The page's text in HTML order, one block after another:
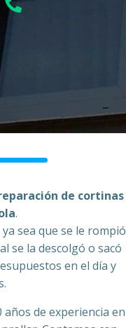
de cortinas
.
sea que se le rompió
se la descolgó o sacó
en el día y
de experiencia en